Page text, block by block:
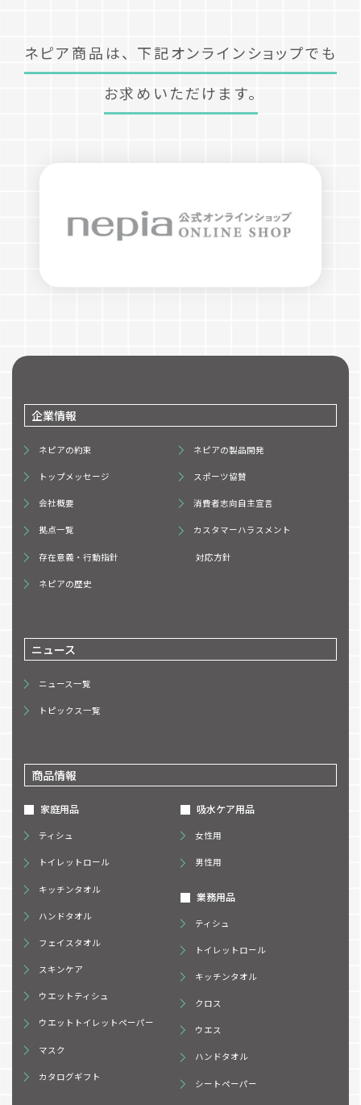
ネピア商品は、 下記オンラインショップでも
お求めいただけます。
企業情報
ネピアの約束
トップメッセージ
会社概要
拠点一覧
存在意義・行動指針
ネピアの歴史
ネピアの製品開発
スポーツ協賛
消費者志向自主宣言
カスタマーハラスメント
対応方針
ニュース
ニュース一覧
トピックス一覧
商品情報
家庭用品
ティシュ
トイレットロール
キッチンタオル
ハンドタオル
フェイスタオル
スキンケア
ウエットティシュ
ウエットトイレットペーパー
マスク
カタログギフト
吸水ケア用品
女性用
男性用
業務用品
ティシュ
トイレットロール
キッチンタオル
クロス
ウエス
ハンドタオル
シートペーパー